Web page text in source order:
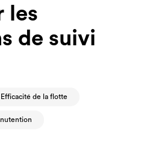
les
de suivi
Efficacité de la flotte